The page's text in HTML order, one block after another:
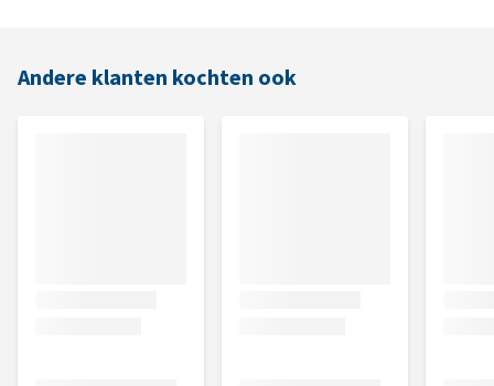
Andere klanten kochten ook